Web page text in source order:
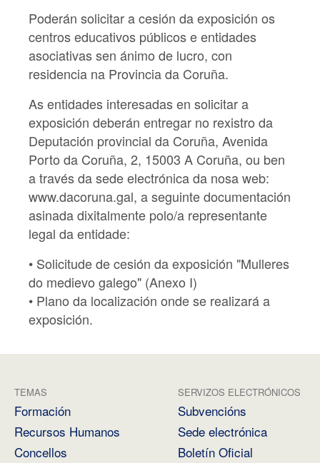
Poderán solicitar a cesión da exposición os
centros educativos públicos e entidades
asociativas sen ánimo de lucro, con
residencia na Provincia da Coruña.
As entidades interesadas en solicitar a
exposición deberán entregar no rexistro da
Deputación provincial da Coruña, Avenida
Porto da Coruña, 2, 15003 A Coruña, ou ben
a través da sede electrónica da nosa web:
www.dacoruna.gal, a seguinte documentación
asinada dixitalmente polo/a representante
legal da entidade:
• Solicitude de cesión da exposición "Mulleres
do medievo galego" (Anexo I)
• Plano da localización onde se realizará a
exposición.
TEMAS
Formación
Recursos Humanos
Concellos
SERVIZOS ELECTRÓNICOS
Subvencións
Sede electrónica
Boletín Oficial